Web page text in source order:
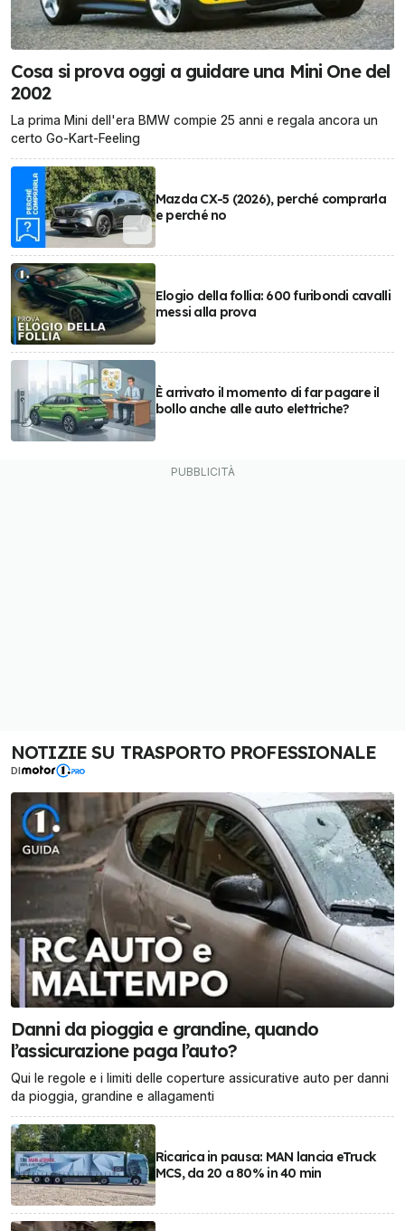
Cosa si prova oggi a guidare una Mini One del
2002
La prima Mini dell'era BMW compie 25 anni e regala ancora un
certo Go-Kart-Feeling
Mazda CX-5 (2026), perché comprarla
e perché no
Elogio della follia: 600 furibondi cavalli
messi alla prova
È arrivato il momento di far pagare il
bollo anche alle auto elettriche?
NOTIZIE SU TRASPORTO PROFESSIONALE
DI
Danni da pioggia e grandine, quando
l’assicurazione paga l’auto?
Qui le regole e i limiti delle coperture assicurative auto per danni
da pioggia, grandine e allagamenti
Ricarica in pausa: MAN lancia eTruck
MCS, da 20 a 80% in 40 min